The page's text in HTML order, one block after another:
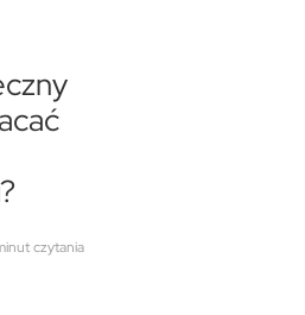
czytania